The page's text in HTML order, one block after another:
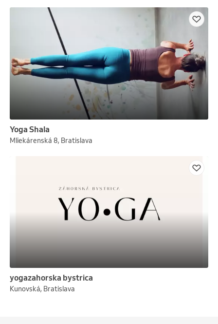
Yoga Shala
Mliekárenská 8, Bratislava
yogazahorska bystrica
Kunovská, Bratislava